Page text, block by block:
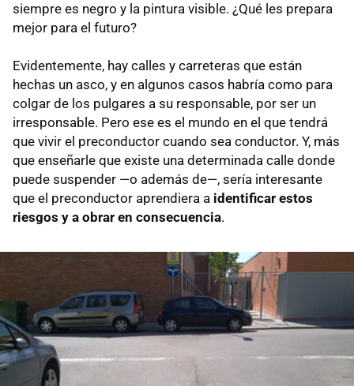
siempre es negro y la pintura visible. ¿Qué les prepara
mejor para el futuro?
Evidentemente, hay calles y carreteras que están
hechas un asco, y en algunos casos habría como para
colgar de los pulgares a su responsable, por ser un
irresponsable. Pero ese es el mundo en el que tendrá
que vivir el preconductor cuando sea conductor. Y, más
que enseñarle que existe una determinada calle donde
puede suspender —o además de—, sería interesante
que el preconductor aprendiera a identificar estos
riesgos y a obrar en consecuencia.